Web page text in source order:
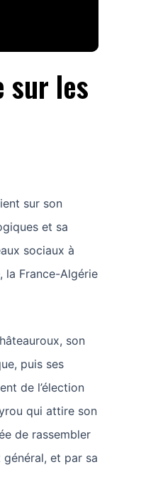
sur les
sur son
et sa
sociaux à
la France-Algérie
son
puis ses
de l’élection
qui attire son
de rassembler
et par sa